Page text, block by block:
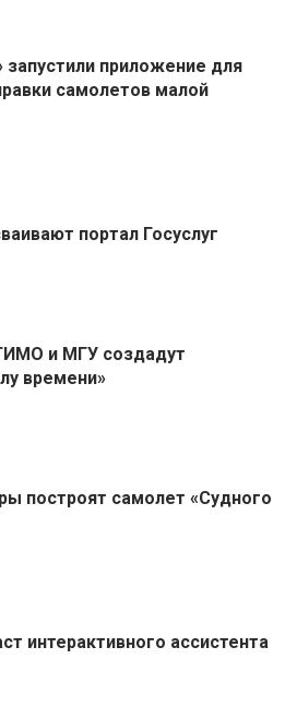
запустили приложение для
самолетов малой
портал Госуслуг
и МГУ создадут
времени»
построят самолет «Судного
интерактивного ассистента